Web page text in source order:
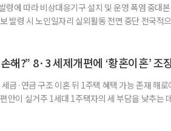
령에 따라 비상대응기구 설치 및 운영 폭염 중대
발령 시 노인일자리 실외활동 전면 중단 전국적
2단계(심각)가 발령된 이후에도 폭염이 전국적으
해?” 8·3 세제개편에 ‘황혼이혼’ 조
금·연금 구조 이혼 뒤 1주택 혜택 가능 존재 해
안이 실거주 1세대 1주택자의 세 부담을 낮추는